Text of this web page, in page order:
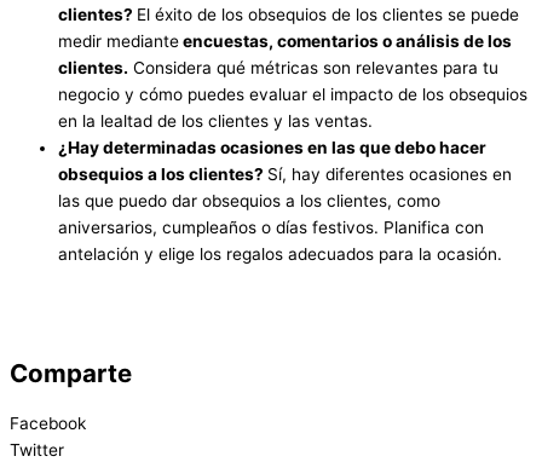
clientes? El éxito de los obsequios de los clientes se puede
medir medianteencuestas, comentarios o análisis de los
clientes. Considera qué métricas son relevantes para tu
negocio y cómo puedes evaluar el impacto de los obsequios
en la lealtad de los clientes y las ventas.
¿Hay determinadas ocasiones en las que debo hacer
obsequios a los clientes? Sí, hay diferentes ocasiones en
las que puedo dar obsequios a los clientes, como
aniversarios, cumpleaños o días festivos. Planifica con
antelación y elige los regalos adecuados para la ocasión.
Comparte
Facebook
Twitter